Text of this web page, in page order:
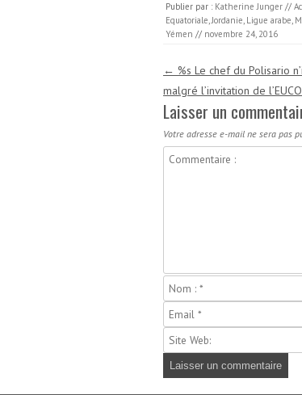
Publier par : Katherine Junger //
Equatoriale,Jordanie, Ligue arabe,
Yémen // novembre 24, 2016
Navigation des articles
← %s Le chef du Polisario
malgré l’invitation de
Laisser un
Votre adresse e-mail ne sera pas